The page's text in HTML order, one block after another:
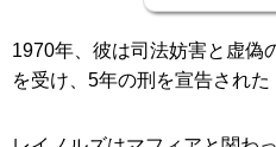
1970年、彼は司法妨害と虚偽
を受け、5年の刑を宣告された